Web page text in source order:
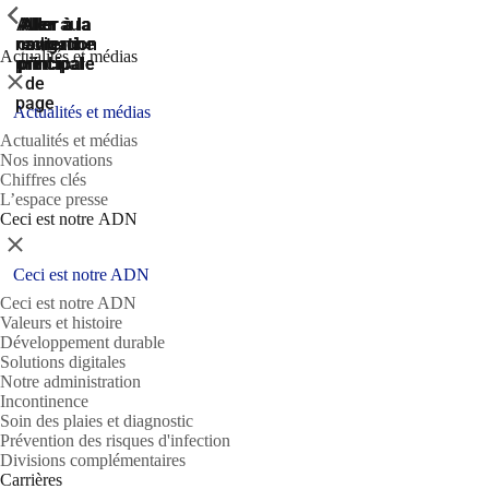
Aller à la
recherche
Aller à la
navigation
principale
Aller à la
navigation
principale
Aller au
contenu
principal
Aller
au
pied
de
page
Actualités et médias
ShowPrevious
Fermer
Actualités et médias
Actualités et médias
Nos innovations
Chiffres clés
L’espace presse
Ceci est notre ADN
ShowPrevious
Fermer
Ceci est notre ADN
Ceci est notre ADN
Valeurs et histoire
Développement durable
Solutions digitales
Notre administration
Incontinence
Soin des plaies et diagnostic
Prévention des risques d'infection
Divisions complémentaires
Carrières
ShowPrevious